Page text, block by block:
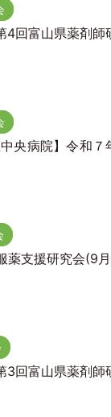
4回富山県薬剤師
中央病院】令和
薬支援研究会(9
3回富山県薬剤